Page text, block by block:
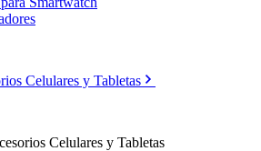
Celulares y Tabletas
Celulares y Tabletas